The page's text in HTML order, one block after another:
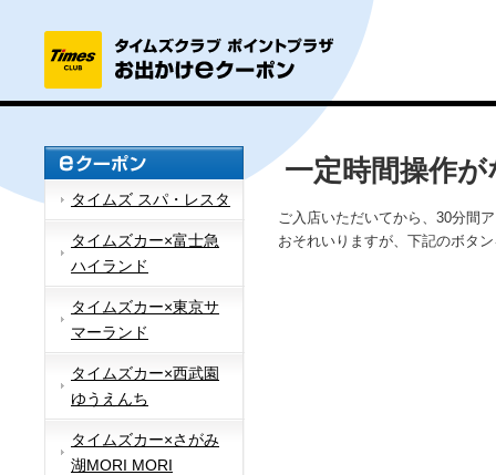
タイムズ スパ・レスタ
タイムズカー×富士急
ハイランド
タイムズカー×東京サ
マーランド
タイムズカー×西武園
ゆうえんち
タイムズカー×さがみ
湖MORI MORI
一定時間操作
ご入店いただいてから、30分間
おそれいりますが、下記のボタ